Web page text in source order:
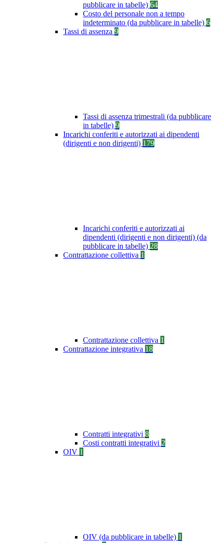
pubblicare in tabelle) 64
Costo del personale non a tempo
indeterminato (da pubblicare in tabelle) 6
Tassi di assenza 9
Tassi di assenza trimestrali (da pubblicare
in tabelle) 9
Incarichi conferiti e autorizzati ai dipendenti
(dirigenti e non dirigenti) 179
Incarichi conferiti e autorizzati ai
dipendenti (dirigenti e non dirigenti) (da
pubblicare in tabelle) 28
Contrattazione collettiva 1
Contrattazione collettiva 1
Contrattazione integrativa 18
Contratti integrativi 8
Costi contratti integrativi 2
OIV 1
OIV (da pubblicare in tabelle) 1